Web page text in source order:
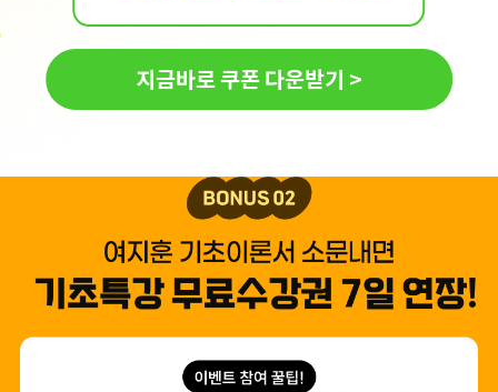
지금바로 쿠폰 다운받기 >